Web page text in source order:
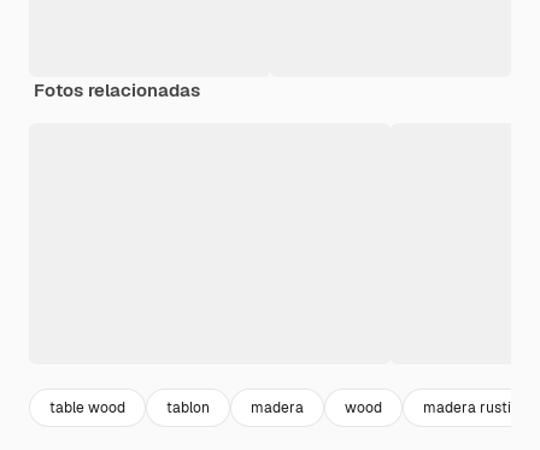
Fotos relacionadas
table wood tablon madera wood madera rustica